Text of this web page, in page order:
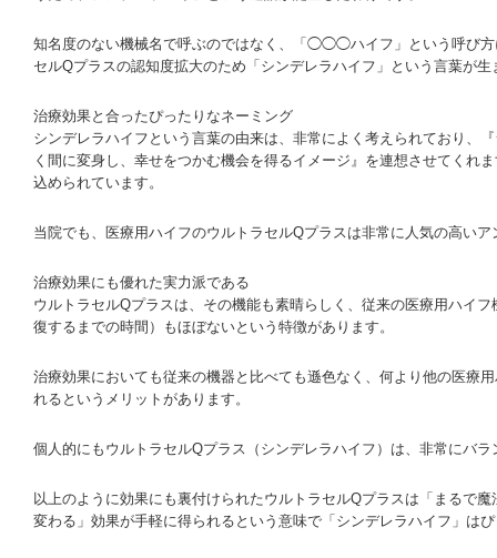
知名度のない機械名で呼ぶのではなく、「◯◯◯ハイフ」という呼び方
セルQプラスの認知度拡大のため「シンデレラハイフ」という言葉が
治療効果と合ったぴったりなネーミング
シンデレラハイフという言葉の由来は、非常によく考えられており、
く間に変身し、幸せをつかむ機会を得るイメージ』を連想させてくれ
込められています。
当院でも、医療用ハイフのウルトラセルQプラスは非常に人気の高い
治療効果にも優れた実力派である
ウルトラセルQプラスは、その機能も素晴らしく、従来の医療用ハイ
復するまでの時間）もほぼないという特徴があります。
治療効果においても従来の機器と比べても遜色なく、何より他の医療
れるというメリットがあります。
個人的にもウルトラセルQプラス（シンデレラハイフ）は、非常にバ
以上のように効果にも裏付けられたウルトラセルQプラスは「まるで
変わる」効果が手軽に得られるという意味で「シンデレラハイフ」は